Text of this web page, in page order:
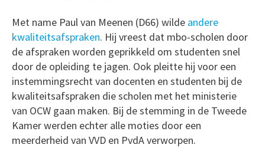
Met name Paul van Meenen (D66) wilde andere
kwaliteitsafspraken. Hij vreest dat mbo-scholen door
de afspraken worden geprikkeld om studenten snel
door de opleiding te jagen. Ook pleitte hij voor een
instemmingsrecht van docenten en studenten bij de
kwaliteitsafspraken die scholen met het ministerie
van OCW gaan maken. Bij de stemming in de Tweede
Kamer werden echter alle moties door een
meerderheid van VVD en PvdA verworpen.